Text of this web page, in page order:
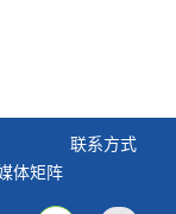
联系方式
体矩阵